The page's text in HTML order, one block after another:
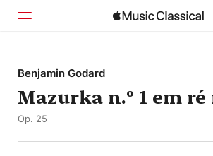
Início
Explorar
Benjamin Godard
Mazurka n.º 1 em
Op. 25